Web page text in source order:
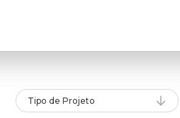
Tipo de Projeto